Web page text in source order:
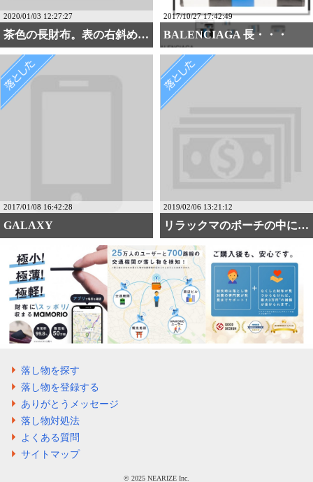
2020/01/03 12:27:27
茶色の長財布。表の右斜め・・・
2017/10/27 17:42:49
BALENCIAGA 長・・・
2017/01/08 16:42:28
GALAXY
2019/02/06 13:21:12
リラックマのポーチの中に財布
落し物を探す
落し物を登録する
ありがとうメッセージ
落し物対処法
よくある質問
サイトマップ
©️ 2025 NEARIZE Inc.